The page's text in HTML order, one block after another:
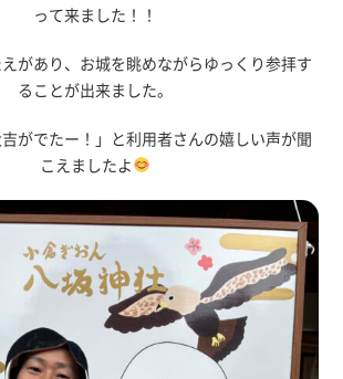
って来ました！！
があり、お城を眺めながらゆっくり参拝す
ることが出来ました。
がでたー！」と利用者さんの嬉しい声が聞
こえましたよ